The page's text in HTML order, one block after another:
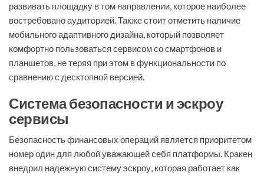
развивать площадку в том направлении, которое наиболее
востребовано аудиторией. Также стоит отметить наличие
мобильного адаптивного дизайна, который позволяет
комфортно пользоваться сервисом со смартфонов и
планшетов, не теряя при этом в функциональности по
сравнению с десктопной версией.
Система безопасности и эскроу
сервисы
Безопасность финансовых операций является приоритетом
номер один для любой уважающей себя платформы. Кракен
внедрил надежную систему эскроу, которая работает как